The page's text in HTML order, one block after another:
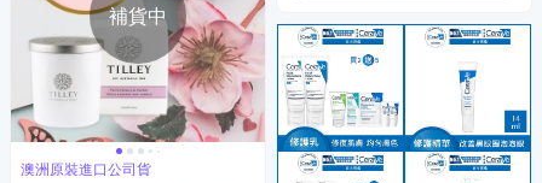
補貨中
澳洲原裝進口公司貨